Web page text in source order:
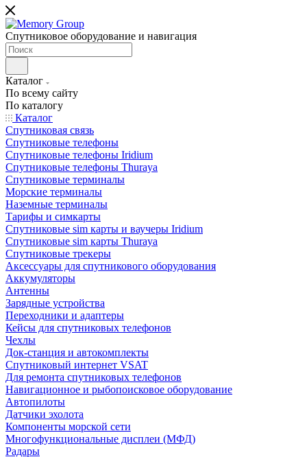
Спутниковое оборудование и навигация
Каталог
По всему сайту
По каталогу
Каталог
Спутниковая связь
Спутниковые телефоны
Спутниковые телефоны Iridium
Спутниковые телефоны Thuraya
Спутниковые терминалы
Морские терминалы
Наземные терминалы
Тарифы и симкарты
Спутниковые sim карты и ваучеры Iridium
Спутниковые sim карты Thuraya
Спутниковые трекеры
Аксессуары для спутникового оборудования
Аккумуляторы
Антенны
Зарядные устройства
Переходники и адаптеры
Кейсы для спутниковых телефонов
Чехлы
Док-станция и автокомплекты
Спутниковый интернет VSAT
Для ремонта спутниковых телефонов
Навигационное и рыбопоисковое оборудование
Автопилоты
Датчики эхолота
Компоненты морской сети
Многофункциональные дисплеи (МФД)
Радары